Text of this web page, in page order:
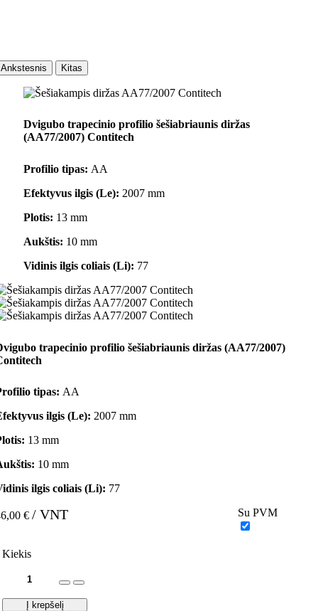
Ankstesnis Kitas
Dvigubo trapecinio profilio šešiabriaunis diržas
(AA77/2007) Contitech
Profilio tipas: AA
Efektyvus ilgis (Le): 2007 mm
Plotis: 13 mm
Aukštis: 10 mm
Vidinis ilgis coliais (Li): 77
trapecinio profilio šešiabriaunis diržas (AA77/2007)
tipas: AA
ilgis (Le): 2007 mm
13 mm
10 mm
ilgis coliais (Li): 77
€ / VNT Su PVM
Kiekis
Į krepšelį